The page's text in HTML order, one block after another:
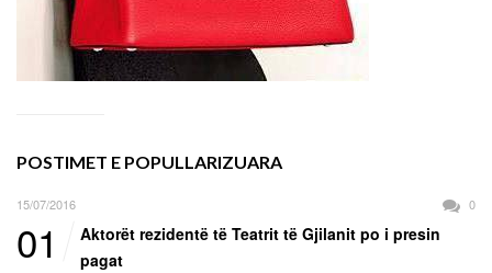
POSTIMET E POPULLARIZUARA
15/07/2016 0
01
Aktorët rezidentë të Teatrit të Gjilanit po i presin
pagat